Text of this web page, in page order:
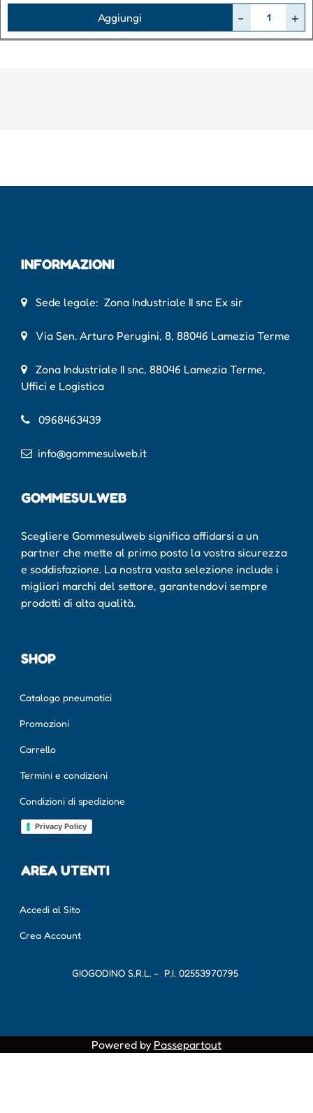
Aggiungi
INFORMAZIONI
Sede legale: Zona Industriale II snc Ex sir
Via Sen. Arturo Perugini, 8, 88046 Lamezia Terme
Zona Industriale II snc, 88046 Lamezia Terme,
Uffici e Logistica
0968463439
info@gommesulweb.it
GOMMESULWEB
Scegliere Gommesulweb significa affidarsi a un
partner che mette al primo posto la vostra sicurezza
e soddisfazione. La nostra vasta selezione include i
migliori marchi del settore, garantendovi sempre
prodotti di alta qualità.
SHOP
Catalogo pneumatici
Promozioni
Carrello
Termini e condizioni
Condizioni di spedizione
Privacy Policy
AREA UTENTI
Accedi al Sito
Crea Account
GIOGODINO S.R.L. - P.I. 02553970795
Powered by Passepartout